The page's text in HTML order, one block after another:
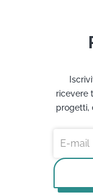
ricevere
progetti,